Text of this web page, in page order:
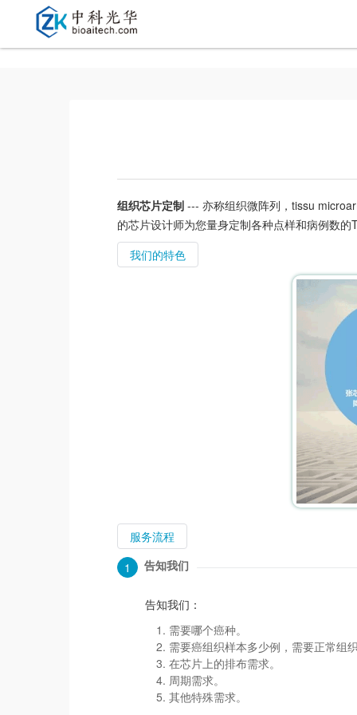
组织芯片定制 --- 亦称组织微阵列，tissu
的芯片设计师为您量身定制各种点样和病例数的
我们的特色
服务流程
1
告知我们
告知我们：
需要哪个癌种。
需要癌组织样本多少例，需要正常组
在芯片上的排布需求。
周期需求。
其他特殊需求。